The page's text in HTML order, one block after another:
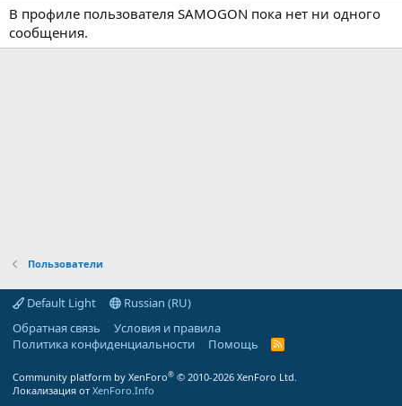
В профиле пользователя SAMOGON пока нет ни одного
сообщения.
Пользователи
Default Light
Russian (RU)
Обратная связь
Условия и правила
Политика конфиденциальности
Помощь
R
Community platform by XenForo® © 2010-2026 XenForo Ltd.
Локализация от XenForo.Info